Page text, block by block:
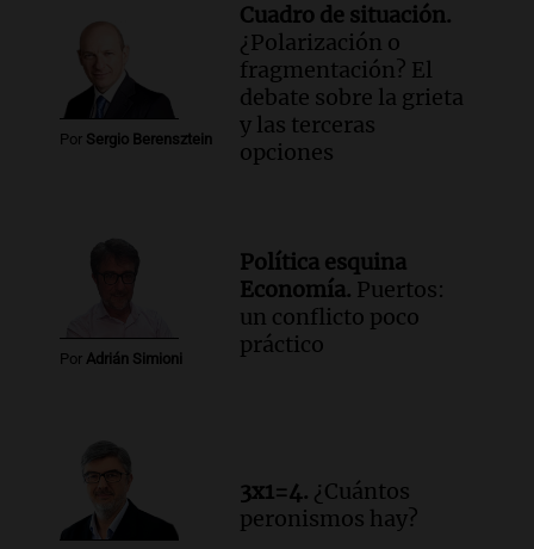
Por Sergio Berensztein
Cuadro de situación.
¿Polarización o
fragmentación? El
debate sobre la grieta
y las terceras
opciones
Por Adrián Simioni
Política esquina
Economía. Puertos:
un conflicto poco
práctico
3x1=4. ¿Cuántos
peronismos hay?